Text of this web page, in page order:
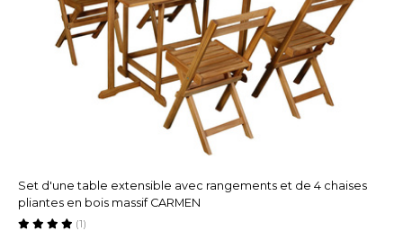
Set d'une table extensible avec rangements et de 4 chaises
pliantes en bois massif CARMEN
(1)